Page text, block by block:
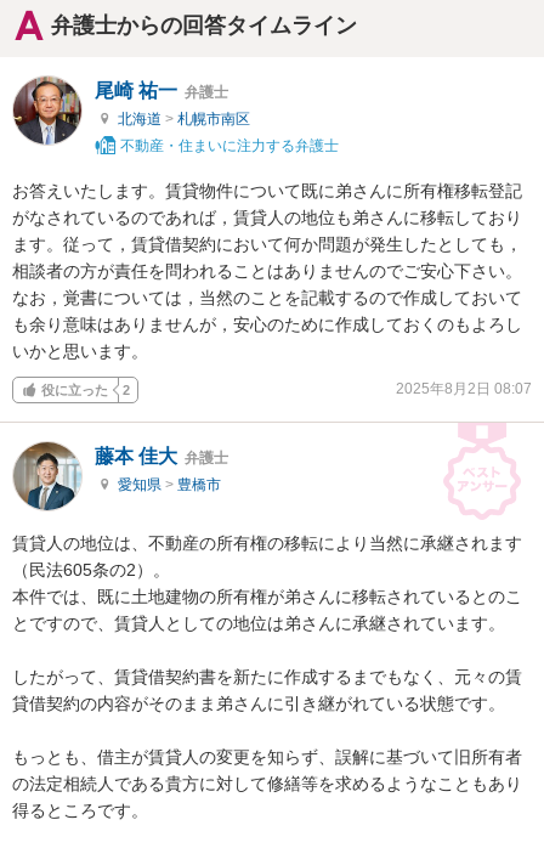
弁護士からの回答タイムライン
尾崎 祐一 弁護士
北海道 > 札幌市南区
不動産・住まいに注力する弁護士
お答えいたします。賃貸物件について既に弟さんに所有権移転登記
がなされているのであれば，賃貸人の地位も弟さんに移転しており
ます。従って，賃貸借契約において何か問題が発生したとしても，
相談者の方が責任を問われることはありませんのでご安心下さい。
なお，覚書については，当然のことを記載するので作成しておいて
も余り意味はありませんが，安心のために作成しておくのもよろし
いかと思います。
役に立った 2 2025年8月2日 08:07
藤本 佳大 弁護士
愛知県 > 豊橋市
賃貸人の地位は、不動産の所有権の移転により当然に承継されます
（民法605条の2）。
本件では、既に土地建物の所有権が弟さんに移転されているとのこ
とですので、賃貸人としての地位は弟さんに承継されています。
したがって、賃貸借契約書を新たに作成するまでもなく、元々の賃
貸借契約の内容がそのまま弟さんに引き継がれている状態です。
もっとも、借主が賃貸人の変更を知らず、誤解に基づいて旧所有者
の法定相続人である貴方に対して修繕等を求めるようなこともあり
得るところです。